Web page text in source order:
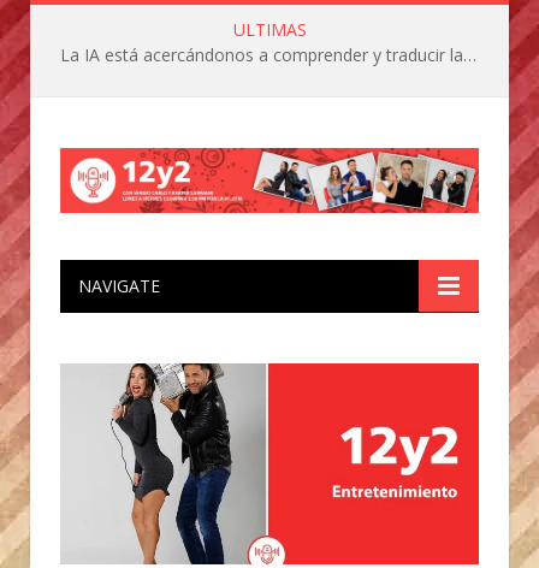
ULTIMAS
La IA está acercándonos a comprender y traducir las vocalizaciones y comportamientos de nuestras mascotas
NAVIGATE